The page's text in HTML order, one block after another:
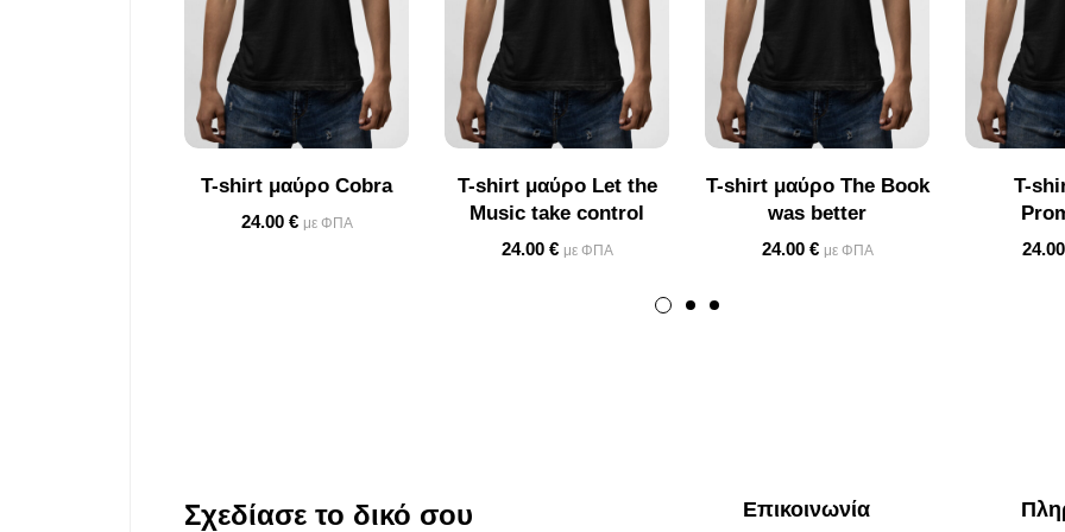
T-shirt μαύρο Cobra
24.00 € με ΦΠΑ
T-shirt μαύρο Let the
Music take control
24.00 € με ΦΠΑ
T-shirt μαύρο The Book
was better
24.00 € με ΦΠΑ
T-
24.00
Σχεδίασε το δικό σου Επικοινωνία